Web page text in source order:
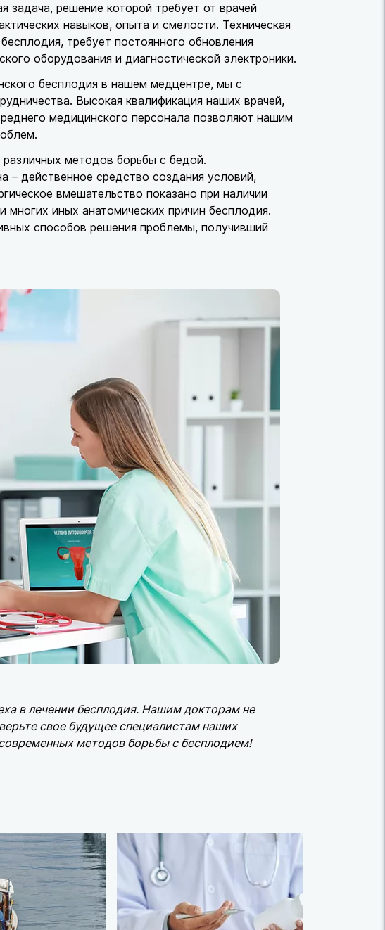
задача, решение которой требует от врачей
навыков, опыта и смелости. Техническая
требует постоянного обновления
оборудования и диагностической электроники.
бесплодия в нашем медцентре, мы с
Высокая квалификация наших врачей,
медицинского персонала позволяют нашим
методов борьбы с бедой.
– действенное средство создания условий,
вмешательство показано при наличии
иных анатомических причин бесплодия.
способов решения проблемы, получивший
в лечении бесплодия. Нашим докторам не
свое будущее специалистам наших
методов борьбы с бесплодием!